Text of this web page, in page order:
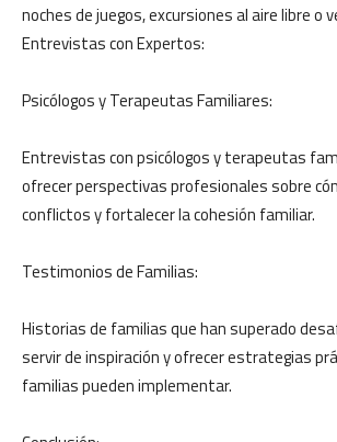
noches de juegos, excursiones al aire libre o
Entrevistas con Expertos:
Psicólogos y Terapeutas Familiares:
Entrevistas con psicólogos y terapeutas
ofrecer perspectivas profesionales sobre
conflictos y fortalecer la cohesión familiar.
Testimonios de Familias:
Historias de familias que han superado
servir de inspiración y ofrecer estrategias
familias pueden implementar.